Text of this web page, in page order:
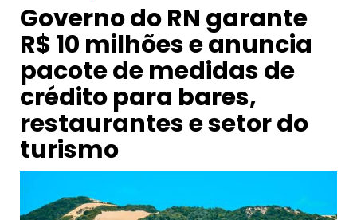
Governo do RN garante
R$ 10 milhões e anuncia
pacote de medidas de
crédito para bares,
restaurantes e setor do
turismo